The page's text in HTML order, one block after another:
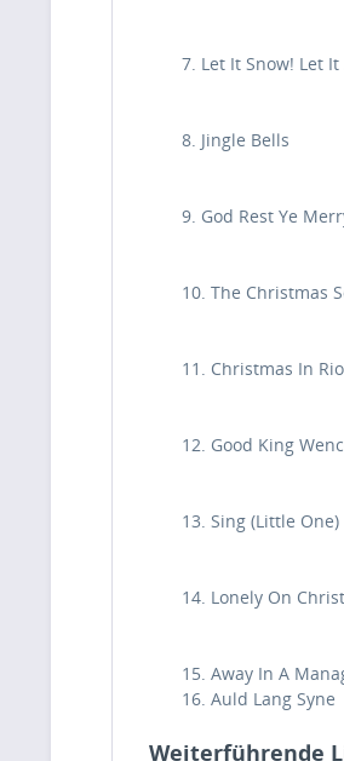
7. Let It Snow! Let
8. Jingle Bells
9. God Rest Ye
10. The Christmas
11. Christmas In Rio
12. Good King
13. Sing (Little One)
14. Lonely On
15. Away In A
16. Auld Lang Syne
Weiterführende